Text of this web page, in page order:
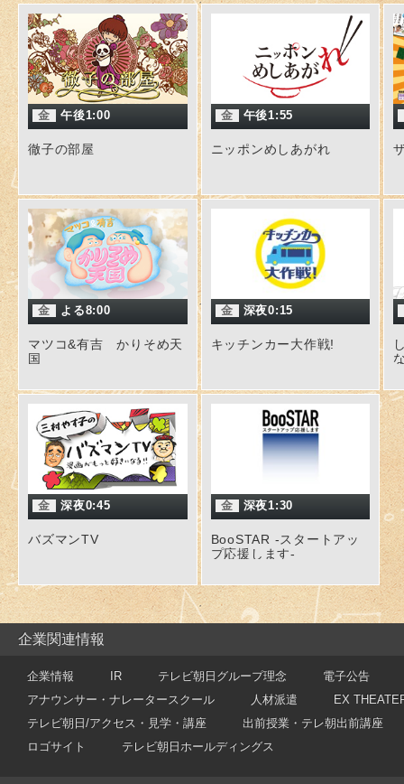
金 午後1:00
徹子の部屋
金 午後1:55
ニッポンめしあがれ
金 よる8:00
マツコ&有吉 かりそめ天
国
金 深夜0:15
キッチンカー大作戦!
金 深夜0:45
バズマンTV
金 深夜1:30
BooSTAR -スタートアッ
プ応援します-
企業関連情報
企業情報 IR テレビ朝日グループ理念
電子公告
アナウンサー・ナレータースクール
人材派遣
EX
テレビ朝日/アクセス・見学・講座
出前授業・テレ朝出前講座
ロゴサイト
テレビ朝日ホールディングス